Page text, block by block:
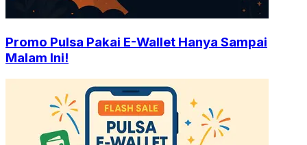
Promo Pulsa Pakai E-Wallet Hanya Sampai
Malam Ini!